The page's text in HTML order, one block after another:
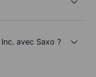
avec Saxo ?